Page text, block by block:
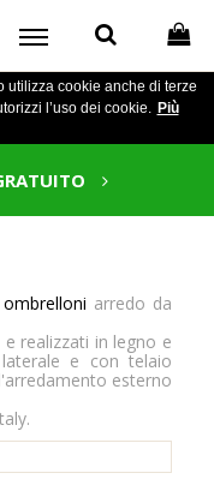
utilizza cookie anche di terze
l’uso dei cookie. Più
ombrelloni arredo da
realizzati in legno e
e con telaio
esterno